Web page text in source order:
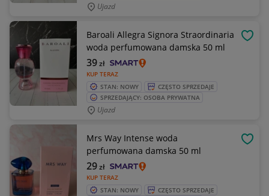
Ujazd
Baroali Allegra Signora Straordinaria
woda perfumowana damska 50 ml
KUP TERAZ
39zł
STAN: NOWY
CZĘSTO SPRZEDAJE
SPRZEDAJĄCY: OSOBA PRYWATNA
Ujazd
Mrs Way Intense woda
perfumowana damska 50 ml
KUP TERAZ
29zł
STAN: NOWY
CZĘSTO SPRZEDAJE